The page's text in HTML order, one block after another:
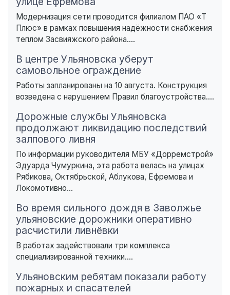
Модернизация сети проводится филиалом ПАО «Т
Плюс» в рамках повышения надёжности снабжения
теплом Засвияжского района....
В центре Ульяновска уберут
самовольное ограждение
Работы запланированы на 10 августа. Конструкция
возведена с нарушением Правил благоустройства....
Дорожные службы Ульяновска
продолжают ликвидацию последствий
залпового ливня
По информации руководителя МБУ «Дорремстрой»
Эдуарда Чумуркина, эта работа велась на улицах
Рябикова, Октябрьской, Аблукова, Ефремова и
Локомотивно...
Во время сильного дождя в Заволжье
ульяновские дорожники оперативно
расчистили ливнёвки
В работах задействовали три комплекса
специализированной техники....
Ульяновским ребятам показали работу
пожарных и спасателей